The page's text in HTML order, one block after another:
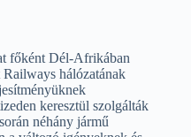
főként Dél-Afrikában
hálózatának
keresztül szolgálták
néhány jármű